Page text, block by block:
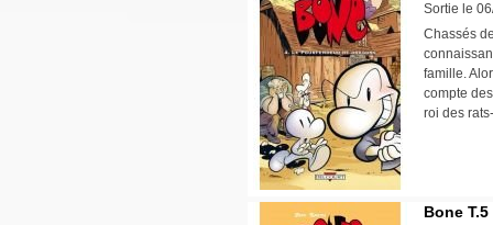
Sortie le
Chassés
famille.
compte
roi des
Bone T.5